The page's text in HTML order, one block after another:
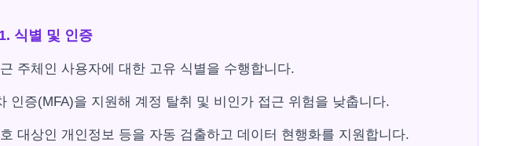
식별 및 인증
주체인 사용자에 대한 고유 식별을 수행합니다.
인증(MFA)을 지원해 계정 탈취 및 비인가 접근 위험을 낮춥니다.
대상인 개인정보 등을 자동 검출하고 데이터 현행화를 지원합니다.